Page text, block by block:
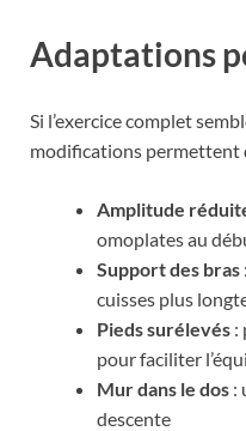
Adaptations
Si l’exercice complet
modifications permettent
Amplitude
omoplates au
Support des bras
cuisses plus
Pieds surélevés :
pour faciliter
Mur dans le dos :
descente